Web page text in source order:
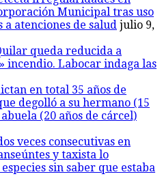
Municipal tras uso
atenciones de salud julio 9,
queda reducida a
incendio. Labocar indaga las
en total 35 años de
degolló a su hermano (15
(20 años de cárcel)
veces consecutivas en
y taxista lo
sin saber que estaba